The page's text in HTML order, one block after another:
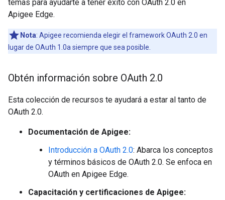
temas para ayudarte a tener éxito con OAuth 2.0 en
Apigee Edge.
Nota: Apigee recomienda elegir el framework OAuth 2.0 en
lugar de OAuth 1.0a siempre que sea posible.
Obtén información sobre OAuth 2.0
Esta colección de recursos te ayudará a estar al tanto de
OAuth 2.0.
Documentación de Apigee:
Introducción a OAuth 2.0: Abarca los conceptos
y términos básicos de OAuth 2.0. Se enfoca en
OAuth en Apigee Edge.
Capacitación y certificaciones de Apigee: